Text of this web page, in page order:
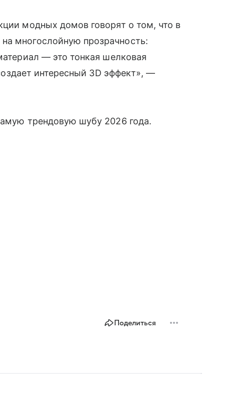
модных домов говорят о том, что в
многослойную прозрачность:
— это тонкая шелковая
интересный 3D эффект», —
трендовую шубу 2026 года.
Поделиться